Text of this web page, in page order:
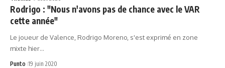
Rodrigo : "Nous n'avons pas de chance avec le VAR
cette année"
Le joueur de Valence, Rodrigo Moreno, s'est exprimé en zone
mixte hier…
Punto 19 juin 2020